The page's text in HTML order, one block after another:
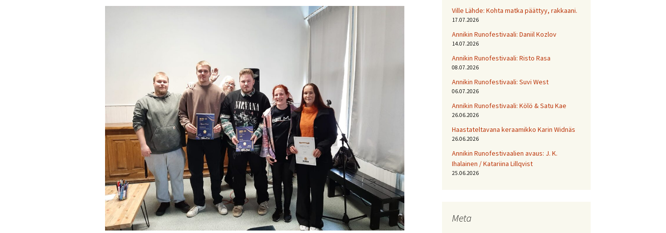
Ville Lähde: Kohta matka päättyy, rakkaani.
17.07.2026
Annikin Runofestivaali: Daniil Kozlov
14.07.2026
Annikin Runofestivaali: Risto Rasa
08.07.2026
Annikin Runofestivaali: Suvi West
06.07.2026
Annikin Runofestivaali: Kölö & Satu Kae
26.06.2026
Haastateltavana keraamikko Karin Widnäs
26.06.2026
Annikin Runofestivaalien avaus: J. K.
Ihalainen / Katariina Lillqvist
25.06.2026
Meta